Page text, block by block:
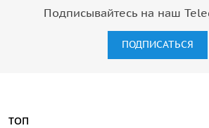
Подписывайтесь на наш
ПОДПИСАТЬСЯ
ТОП